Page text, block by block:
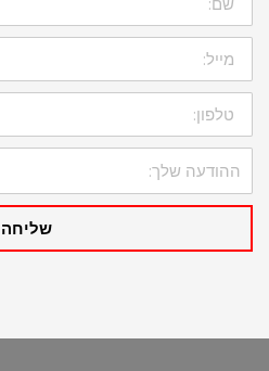
דוא"ל:
טלפון:
ההודעה
שלך:
שליחה